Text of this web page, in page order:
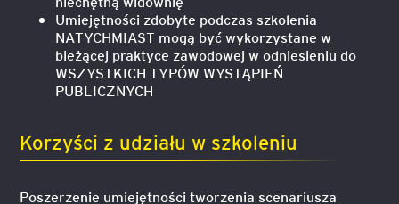
Umiejętności zdobyte podczas szkolenia
NATYCHMIAST mogą być wykorzystane w
bieżącej praktyce zawodowej w odniesieniu do
WSZYSTKICH TYPÓW WYSTĄPIEŃ
PUBLICZNYCH
Korzyści z udziału w szkoleniu
Poszerzenie umiejętności tworzenia scenariusza